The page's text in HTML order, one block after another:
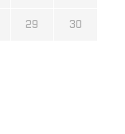
29 30